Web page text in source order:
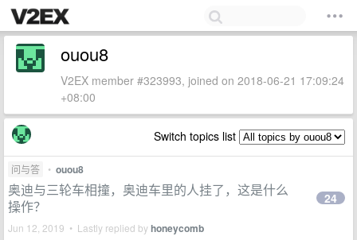
ouou8
V2EX member #323993, joined on 2018-06-21 17:09:24
+08:00
Switch topics list
问与答 • ouou8
奥迪与三轮车相撞，奥迪车里的人挂了，这是什么
操作？
Jun 12, 2019 • Lastly replied byhoneycomb
24